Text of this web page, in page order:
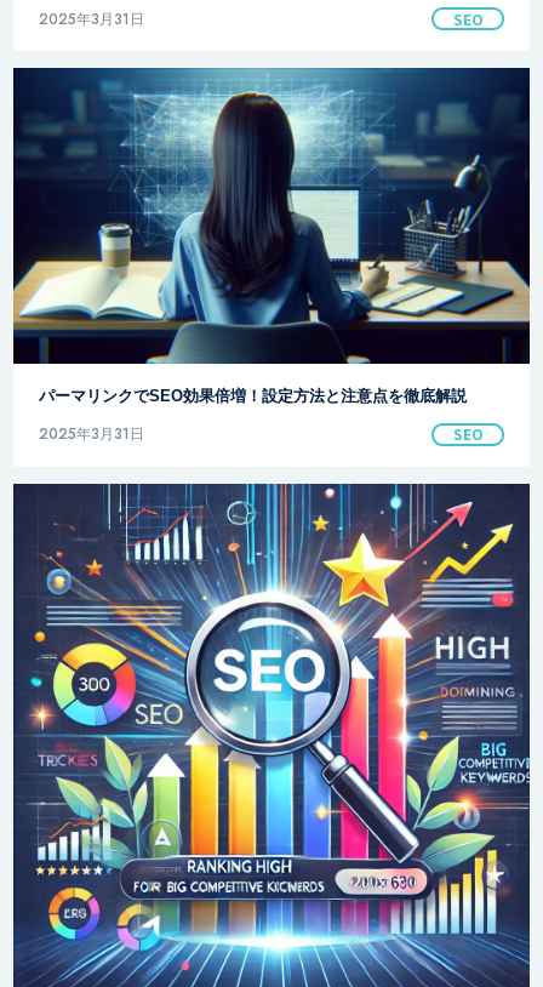
2025年3月31日 SEO
パーマリンクでSEO効果倍増！設定方法と注意点を徹底解説
2025年3月31日 SEO